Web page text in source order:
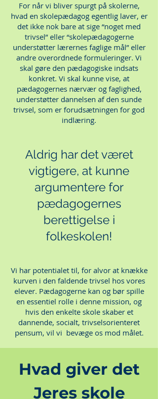
For når vi bliver spurgt på skolerne,
hvad en skolepædagog egentlig laver, er
det ikke nok bare at sige “noget med
trivsel” eller “skolepædagogerne
understøtter lærernes faglige mål” eller
andre overordnede formuleringer. Vi
skal gøre den pædagogiske indsats
konkret. Vi skal kunne vise, at
pædagogernes nærvær og faglighed,
understøtter dannelsen af den sunde
trivsel, som er forudsætningen for god
indlæring.
Aldrig har det været
vigtigere, at kunne
argumentere for
pædagogernes
berettigelse i
folkeskolen!
Vi har potentialet til, for alvor at knække
kurven i den faldende trivsel hos vores
elever. Pædagogerne kan og bør spille
en essentiel rolle i denne mission, og
hvis den enkelte skole skaber et
dannende, socialt, trivselsorienteret
pensum, vil vi bevæge os mod målet.
Hvad giver det
Jeres skole